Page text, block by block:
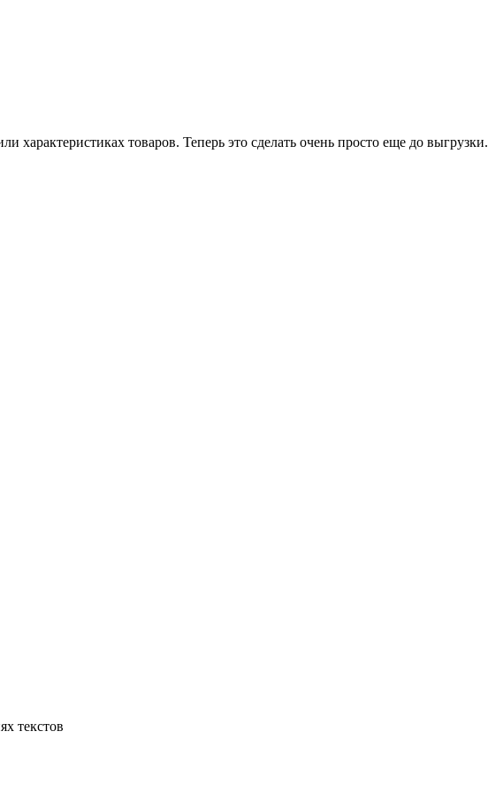
характеристиках товаров. Теперь это сделать очень просто еще до выгрузки.
текстов